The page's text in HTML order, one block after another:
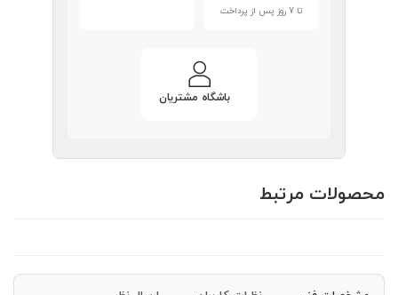
تا 7 روز پس از پرداخت
باشگاه مشتریان
محصولات مرتبط